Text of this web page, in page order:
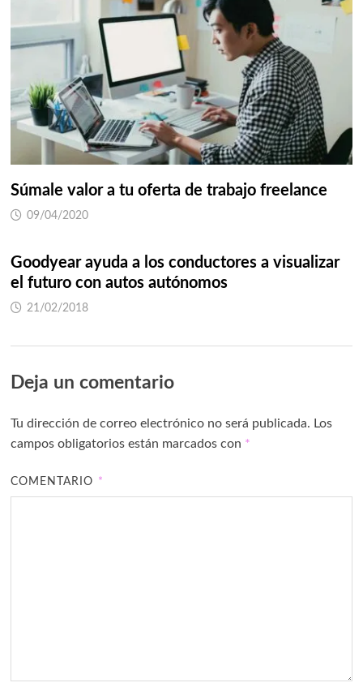
Súmale valor a tu oferta de trabajo freelance
09/04/2020
Goodyear ayuda a los conductores a visualizar
el futuro con autos autónomos
21/02/2018
Deja un comentario
Tu dirección de correo electrónico no será publicada. Los
campos obligatorios están marcados con *
COMENTARIO *